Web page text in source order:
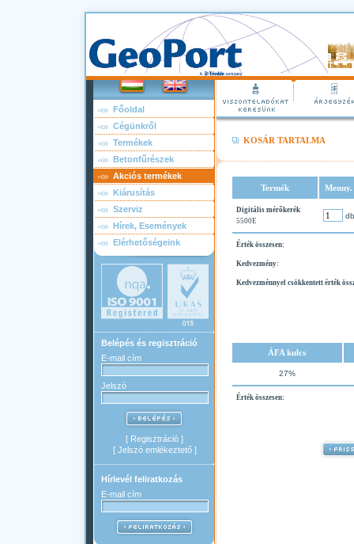
Főoldal
Cégünkről
Termékek
Betonfűrészek
Akciós termékek
Kiárusítás
Szerviz
Hírek, Események
Elérhetőségeink
Belépés és regisztráció
E-mail cím
Jelszó
[ Regisztráció ]
[ Jelszó emlékeztető]
Hírlevél feliratkozás
E-mail cím
KOSÁR TARTALMA
Termék Menny.
Digitális mérőkerék
5500E
db
Érték összesen:
Kedvezmény:
Kedvezménnyel csökkentett érték
ÁFA kulcs
27%
Érték összesen: